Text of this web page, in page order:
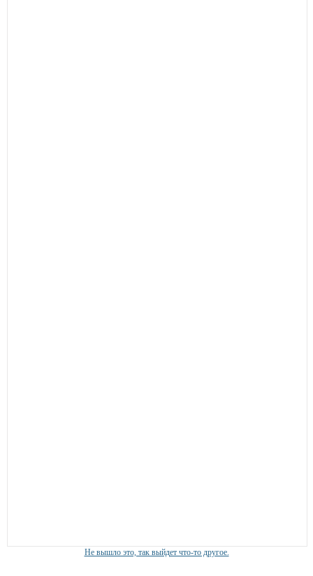
Не вышло это, так выйдет что-то другое.